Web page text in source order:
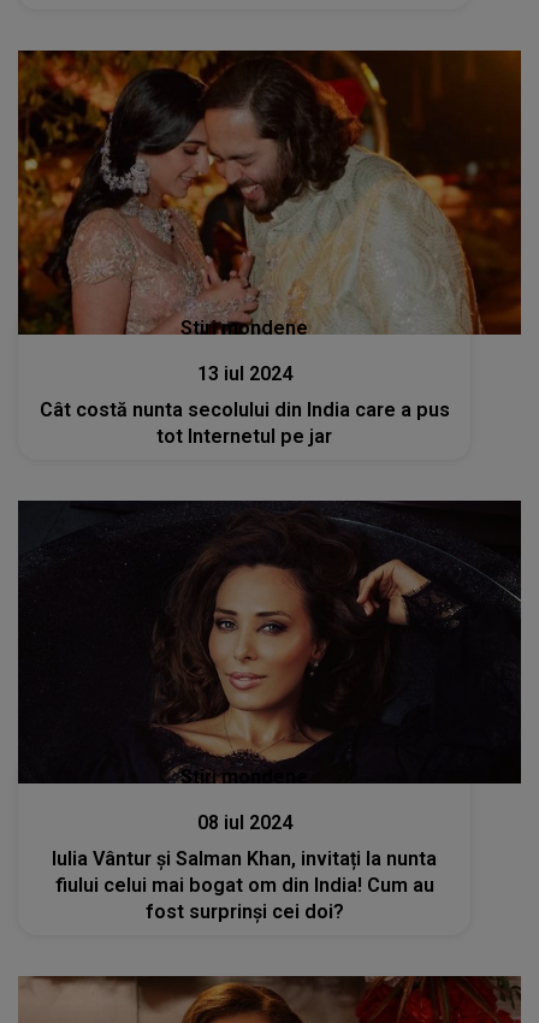
Stiri mondene
13 iul 2024
Cât costă nunta secolului din India care a pus
tot Internetul pe jar
Stiri mondene
08 iul 2024
Iulia Vântur și Salman Khan, invitați la nunta
fiului celui mai bogat om din India! Cum au
fost surprinși cei doi?